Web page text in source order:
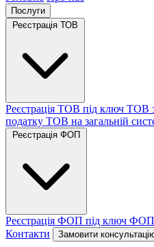
Послуги
Реєстрація ТОВ
Реєстрація ТОВ під ключ ТОВ
податку ТОВ на загальній
Реєстрація ФОП
Реєстрація ФОП під ключ ФОП
Контакти
Замовити